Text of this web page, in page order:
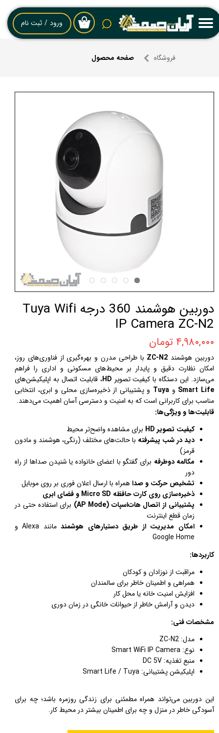
۰ ورود / ثبت نام
حساب کاربری من
خروج از حساب کاربری
فروشگاه صفحه محصول
دوربین هوشمند 360 درجه Tuya Wifi
IP Camera ZC-N2
۴,۹۸۰,۰۰۰ تومان
دوربین هوشمند ZC-N2 با طراحی مدرن و بهره‌گیری از فناوری‌های روز،
امکان نظارت دقیق و پایدار بر محیط‌های مسکونی و اداری را فراهم
می‌سازد. این دستگاه با کیفیت تصویر HD، قابلیت اتصال به اپلیکیشن‌های
Smart Life و Tuya و پشتیبانی از ذخیره‌سازی محلی و ابری، انتخابی
مناسب برای کاربرانی است که به امنیت و دسترسی آسان اهمیت می‌دهند.
قابلیت‌ها و ویژگی‌ها:
کیفیت تصویر HD
برای مشاهده واضح‌تر محیط
دید در شب پیشرفته با حالت‌های مختلف (رنگی، هوشمند و مادون
قرمز)
مکالمه دوطرفه برای گفتگو با اعضای خانواده یا شنیدن صداها از راه
دور
تشخیص حرکت و صداهمراه با ارسال اعلان فوری بر روی موبایل
ذخیره‌سازی روی کارت حافظه Micro SD و فضای ابری
پشتیبانی از اتصال هات‌اسپات (AP Mode)
برای استفاده حتی در
زمان قطع اینترنت
امکان مدیریت از طریق دستیارهای هوشمند
مانند Alexa و
Google Home
کاربردها:
مراقبت از نوزادان و کودکان
همراهی و اطمینان خاطر برای سالمندان
افزایش امنیت خانه یا محل کار
دیدن و آرامش خاطر از حیوانات خانگی در زمان دوری
مشخصات فنی:
مدل: ZC-N2
نوع: Smart WiFi IP Camera
منبع تغذیه: DC 5V
اپلیکیشن پشتیبانی: Smart Life / Tuya
این دوربین می‌تواند همراه مطمئنی برای زندگی روزمره باشد؛ چه برای
آسودگی خاطر در منزل و چه برای اطمینان بیشتر در محیط کار.